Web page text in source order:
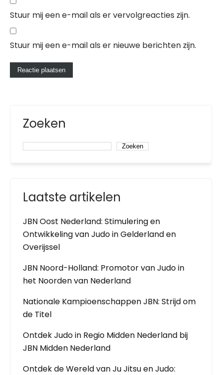
Stuur mij een e-mail als er vervolgreacties zijn.
Stuur mij een e-mail als er nieuwe berichten zijn.
Zoeken
Zoeken
Laatste artikelen
JBN Oost Nederland: Stimulering en
Ontwikkeling van Judo in Gelderland en
Overijssel
JBN Noord-Holland: Promotor van Judo in
het Noorden van Nederland
Nationale Kampioenschappen JBN: Strijd om
de Titel
Ontdek Judo in Regio Midden Nederland bij
JBN Midden Nederland
Ontdek de Wereld van Ju Jitsu en Judo: